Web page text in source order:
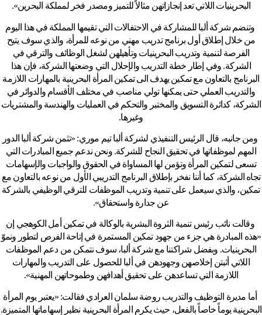
البحرينيات اللاتي تعد إنجازاتهن مثالاً للتميز ومصدر فخر لمملكة البحرين».
وتنضم شركة ألبا للمشاركة في الاحتفالات التي تقيمها المملكة في هذا اليوم
من خلال إطلاق أول برنامج تدريب مهني من نوعه للمرأة، والذي سوف يتيح
الفرصة لتنمية وتدريب البحرينيات وتأهيلهن لشغل الوظائف والترقي في
الشركة. وفي إطار خطة التدريب والإحلال التي وضعتها الشركة، فإن هذا
البرنامج بالتعاون مع تمكين يهدف الى تمكين المرأة البحرينية بالمهارات اللازمة
والتدريب العملي حتى يمكنها تولي مناصب في مختلف الأقسام والدوائر في
الشركة، كدائرة التسويق والمختبر والتحكم في العمليات والهندسة والمشتريات
وغيرها.
ومن جانبه، قال الرئيس التنفيذي لشركة ألبا تيم موري: «تثمن شركة ألبا الدور
المهم لموظفاتها في تحقيق النجاح للشركة. ونحن ندعم جميع المبادرات التي
تسعى لتمكين المرأة وتؤمن لها المساواة في الحقوق والواجبات والإسهامات
تجاه الشركة، كما أننا نفخر بإطلاق البرنامج التدريبي الأول من نوعه بالتعاون مع
تمكين، والذي سيعمل على تنمية وتدريب الموظفات للترقي الوظيفي بالشركة
عن جدارة واستحقاق».
وقالت نائب رئيس تنمية الثروة البشرية بالوكالة في تمكين أمل الكوهجي إن
«هذه المبادرة هي جزء من جهود تمكين المستمرة في إتاحة الفرص لتطور ونموّ
البحرينيات. وبفضل شراكتنا مع شركة ألبا، سوف نتمكن من دعم الموظفات
اللاتي أثبتن إخلاصهن وجهودهن في ألبا للحصول على التدريب والمهارات
اللازمة التي تساعدهن على تحقيق أهدافهن وطموحاتهن المهنية».
أما مديرة التوظيف والتدريب روضة سلمان العرادي فقالت: «يعتبر يوم المرأة
البحرينية يوماً خاصاً بالفعل، حيث يكرم المرأة البحرينية نظير إسهاماتها المتميزة.